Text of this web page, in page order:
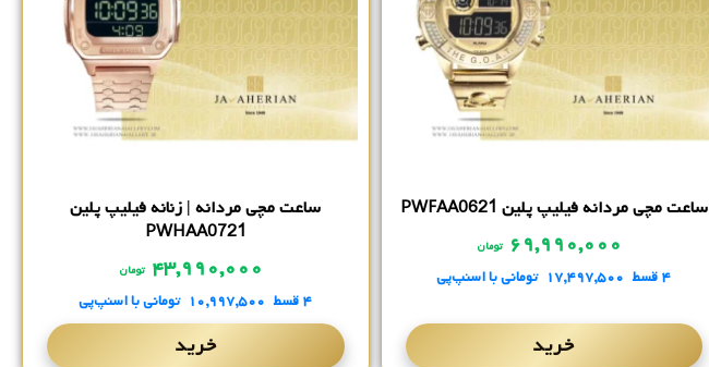
ساعت مچی مردانه فیلیپ پلین PWFAA0621
۶۹,۹۹۰,۰۰۰ تومان
۴ قسط ۱۷,۴۹۷,۵۰۰ تومانیبا اسنپ‌پی
خرید
ساعت مچی مردانه | زنانه فیلیپ پلین
PWHAA0721
۴۳,۹۹۰,۰۰۰ تومان
۴ قسط ۱۰,۹۹۷,۵۰۰ تومانیبا اسنپ‌پی
خرید